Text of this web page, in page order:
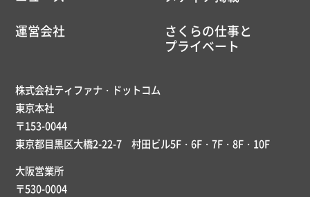
運営会社
さくらの仕事と
プライベート
株式会社ティファナ・ドットコム
東京本社
〒153-0044
東京都目黒区大橋2-22-7 村田ビル5F・6F・7F・8F・10F
大阪営業所
〒530-0004